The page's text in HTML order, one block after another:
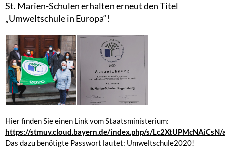
St. Marien-Schulen erhalten erneut den Titel
„Umweltschule in Europa“!
Hier finden Sie einen Link vom Staatsministerium:
https://stmuv.cloud.bayern.de/index.php/s/
Das dazu benötigte Passwort lautet: Umweltschule2020!